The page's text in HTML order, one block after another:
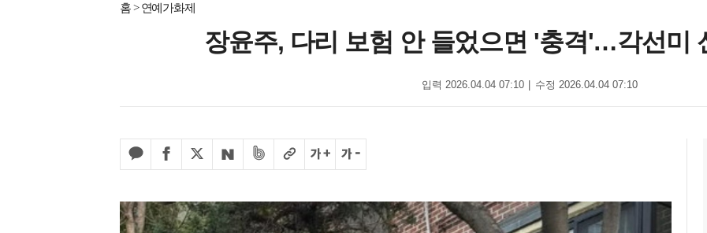
홈 연예가화제
장윤주, 다리 보험 안 들었으면 '충격'…각선미
입력 2026.04.04 07:10 수정 2026.04.04 07:10